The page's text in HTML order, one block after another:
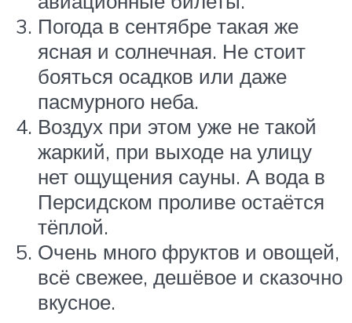
Погода в сентябре такая же
ясная и солнечная. Не стоит
бояться осадков или даже
пасмурного неба.
Воздух при этом уже не такой
жаркий, при выходе на улицу
нет ощущения сауны. А вода в
Персидском проливе остаётся
тёплой.
Очень много фруктов и овощей,
всё свежее, дешёвое и сказочно
вкусное.